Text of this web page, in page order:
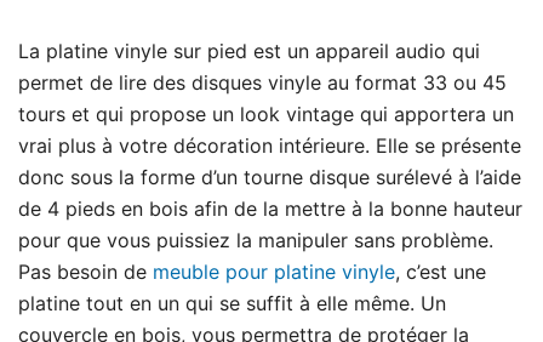
La platine vinyle sur pied est un appareil audio qui
permet de lire des disques vinyle au format 33 ou 45
tours et qui propose un look vintage qui apportera un
vrai plus à votre décoration intérieure. Elle se présente
donc sous la forme d’un tourne disque surélevé à l’aide
de 4 pieds en bois afin de la mettre à la bonne hauteur
pour que vous puissiez la manipuler sans problème.
Pas besoin de meuble pour platine vinyle, c’est une
platine tout en un qui se suffit à elle même. Un
couvercle en bois, vous permettra de protéger la